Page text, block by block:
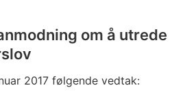
om å utrede
2017 følgende vedtak: